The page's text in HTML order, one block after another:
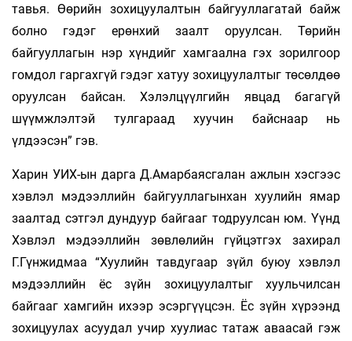
тавья. Өөрийн зохицуулалтын байгууллагатай байж
болно гэдэг ерөнхий заалт оруулсан. Төрийн
байгууллагын нэр хүндийг хамгаална гэх зорилгоор
гомдол гаргахгүй гэдэг хатуу зохицуулалтыг төсөлдөө
оруулсан байсан. Хэлэлцүүлгийн явцад багагүй
шүүмжлэлтэй тулгараад хуучин байснаар нь
үлдээсэн” гэв.
Харин УИХ-ын дарга Д.Амарбаясгалан ажлын хэсгээс
хэвлэл мэдээллийн байгууллагынхан хуулийн ямар
заалтад сэтгэл дундуур байгааг тодруулсан юм. Үүнд
Хэвлэл мэдээллийн зөвлөлийн гүйцэтгэх захирал
Г.Гүнжидмаа “Хуулийн тавдугаар зүйл буюу хэвлэл
мэдээллийн ёс зүйн зохицуулалтыг хуульчилсан
байгааг хамгийн ихээр эсэргүүцсэн. Ёс зүйн хүрээнд
зохицуулах асуудал учир хуулиас татаж аваасай гэж